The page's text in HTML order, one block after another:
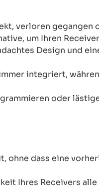
verloren
um Ihren
Design und
integriert,
oder
ohne dass eine
Ihres Receivers